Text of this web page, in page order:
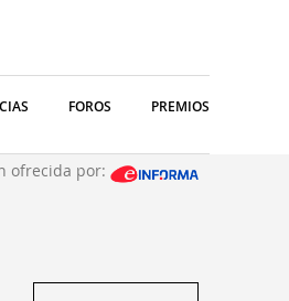
FOROS PREMIOS
ofrecida por: